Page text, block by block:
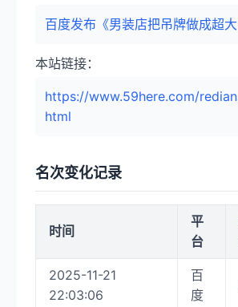
百度发布《男装店把吊牌做成超大
本站链接：
https://www.59here.com/
html
名次变化记录
时间
平
台
2025-11-21
22:03:06
百
度